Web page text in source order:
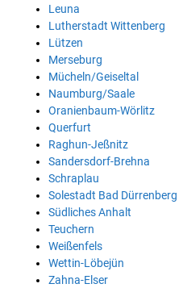
Leuna
Lutherstadt Wittenberg
Lützen
Merseburg
Mücheln/Geiseltal
Naumburg/Saale
Oranienbaum-Wörlitz
Querfurt
Raghun-Jeßnitz
Sandersdorf-Brehna
Schraplau
Solestadt Bad Dürrenberg
Südliches Anhalt
Teuchern
Weißenfels
Wettin-Löbejün
Zahna-Elser